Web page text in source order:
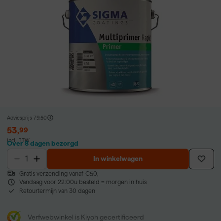
Adviesprijs 79,50
53,99
incl. BTW
Over 8 dagen bezorgd
In winkelwagen
Gratis verzending vanaf €50,-
Vandaag voor 22:00u besteld = morgen in huis
Retourtermijn van 30 dagen
Verfwebwinkel is Kiyoh gecertificeerd